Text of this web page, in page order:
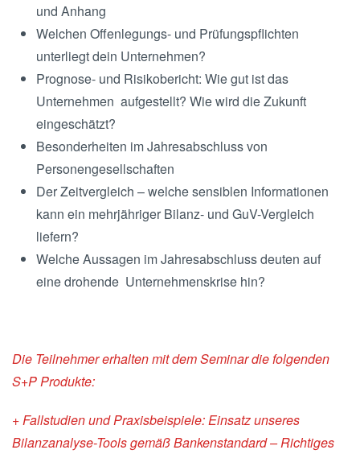
und Anhang
Welchen Offenlegungs- und Prüfungspflichten
unterliegt dein Unternehmen?
Prognose- und Risikobericht: Wie gut ist das
Unternehmen aufgestellt? Wie wird die Zukunft
eingeschätzt?
Besonderheiten im Jahresabschluss von
Personengesellschaften
Der Zeitvergleich – welche sensiblen Informationen
kann ein mehrjähriger Bilanz- und GuV-Vergleich
liefern?
Welche Aussagen im Jahresabschluss deuten auf
eine drohende Unternehmenskrise hin?
Die Teilnehmer erhalten mit dem Seminar die folgenden
S+P Produkte:
+ Fallstudien und Praxisbeispiele: Einsatz unseres
Bilanzanalyse-Tools gemäßBankenstandard – Richtiges